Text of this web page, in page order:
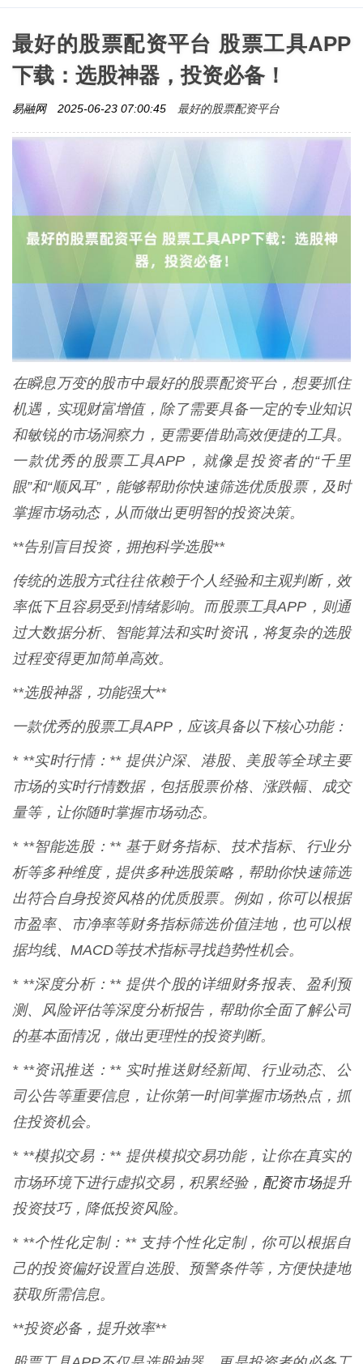
最好的股票配资平台 股票工具APP
下载：选股神器，投资必备！
易融网 2025-06-23 07:00:45 最好的股票配资平台
在瞬息万变的股市中最好的股票配资平台，想要抓住
机遇，实现财富增值，除了需要具备一定的专业知识
和敏锐的市场洞察力，更需要借助高效便捷的工具。
一款优秀的股票工具APP，就像是投资者的“千里
眼”和“顺风耳”，能够帮助你快速筛选优质股票，及时
掌握市场动态，从而做出更明智的投资决策。
**告别盲目投资，拥抱科学选股**
传统的选股方式往往依赖于个人经验和主观判断，效
率低下且容易受到情绪影响。而股票工具APP，则通
过大数据分析、智能算法和实时资讯，将复杂的选股
过程变得更加简单高效。
**选股神器，功能强大**
一款优秀的股票工具APP，应该具备以下核心功能：
* **实时行情：** 提供沪深、港股、美股等全球主要
市场的实时行情数据，包括股票价格、涨跌幅、成交
量等，让你随时掌握市场动态。
* **智能选股：** 基于财务指标、技术指标、行业分
析等多种维度，提供多种选股策略，帮助你快速筛选
出符合自身投资风格的优质股票。例如，你可以根据
市盈率、市净率等财务指标筛选价值洼地，也可以根
据均线、MACD等技术指标寻找趋势性机会。
* **深度分析：** 提供个股的详细财务报表、盈利预
测、风险评估等深度分析报告，帮助你全面了解公司
的基本面情况，做出更理性的投资判断。
* **资讯推送：** 实时推送财经新闻、行业动态、公
司公告等重要信息，让你第一时间掌握市场热点，抓
住投资机会。
* **模拟交易：** 提供模拟交易功能，让你在真实的
市场环境下进行虚拟交易，积累经验， 配资市场提升
投资技巧，降低投资风险。
* **个性化定制：** 支持个性化定制，你可以根据自
己的投资偏好设置自选股、预警条件等，方便快捷地
获取所需信息。
**投资必备，提升效率**